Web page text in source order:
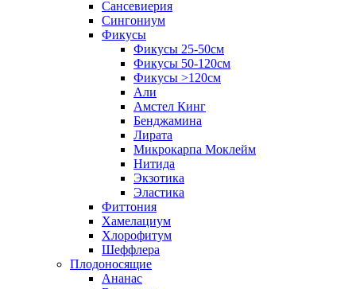
Сансевиерия
Сингониум
Фикусы
Фикусы 25-50см
Фикусы 50-120см
Фикусы >120см
Али
Амстел Кинг
Бенджамина
Лирата
Микрокарпа Моклейм
Нитида
Экзотика
Эластика
Фиттония
Хамелациум
Хлорофитум
Шеффлера
Плодоносящие
Ананас